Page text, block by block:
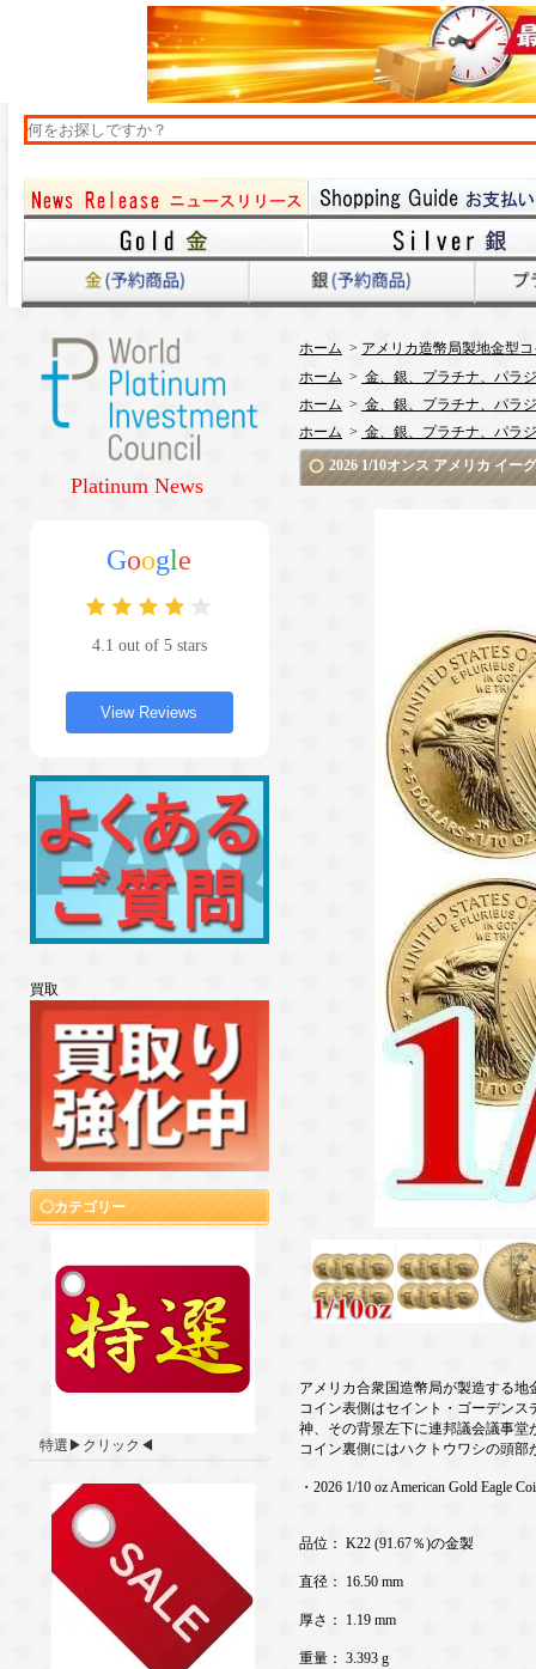
Platinum News
Google
4.1 out of 5 stars
View Reviews
買取
カテゴリー
特選▶クリック◀
ホーム > アメリカ造幣局製地金型
ホーム > 金、銀、プラチナ、パラ
ホーム > 金、銀、プラチナ、パラ
ホーム > 金、銀、プラチナ、パラ
2026 1/10オンス アメリカ イー
アメリカ合衆国造幣局が製造する地
コイン表側はセイント・ゴーデン
神、その背景左下に連邦議会議事
コイン裏側にはハクトウワシの頭部
・2026 1/10 oz American Gold Eagle
品位： K22 (91.67％)の金製
直径： 16.50 mm
厚さ： 1.19 mm
重量： 3.393 g